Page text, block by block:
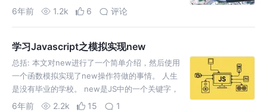
实现，完美。 然后重头戏在下面： 目前更改this
6年前 1.2k 6 评论
学习Javascript之模拟实现new
总括: 本文对new进行了一个简单介绍，然后使用
一个函数模拟实现了new操作符做的事情。 人生
是没有毕业的学校。 new是JS中的一个关键字，
用来将构造函数实例化的一个运算符。例子： 附：
6年前 2.2k 15 1